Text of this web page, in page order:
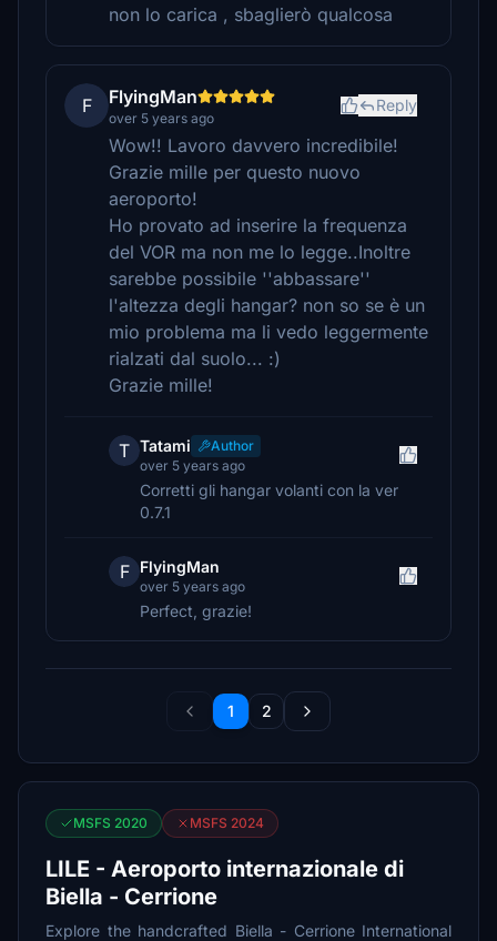
non lo carica , sbaglierò qualcosa
F FlyingMan
over 5 years ago
Reply
Wow!! Lavoro davvero incredibile!
Grazie mille per questo nuovo
aeroporto!
Ho provato ad inserire la frequenza
del VOR ma non me lo legge..Inoltre
sarebbe possibile ''abbassare''
l'altezza degli hangar? non so se è un
mio problema ma li vedo leggermente
rialzati dal suolo... :)
Grazie mille!
T Tatami
Author
over 5 years ago
Corretti gli hangar volanti con la ver
0.7.1
F FlyingMan
over 5 years ago
Perfect, grazie!
1 2
MSFS 2020 MSFS 2024
LILE - Aeroporto internazionale di
Biella - Cerrione
Explore the handcrafted Biella - Cerrione International